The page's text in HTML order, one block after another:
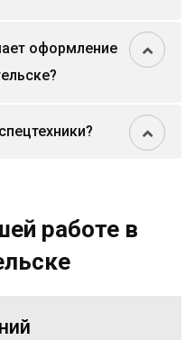
оформление
работе в